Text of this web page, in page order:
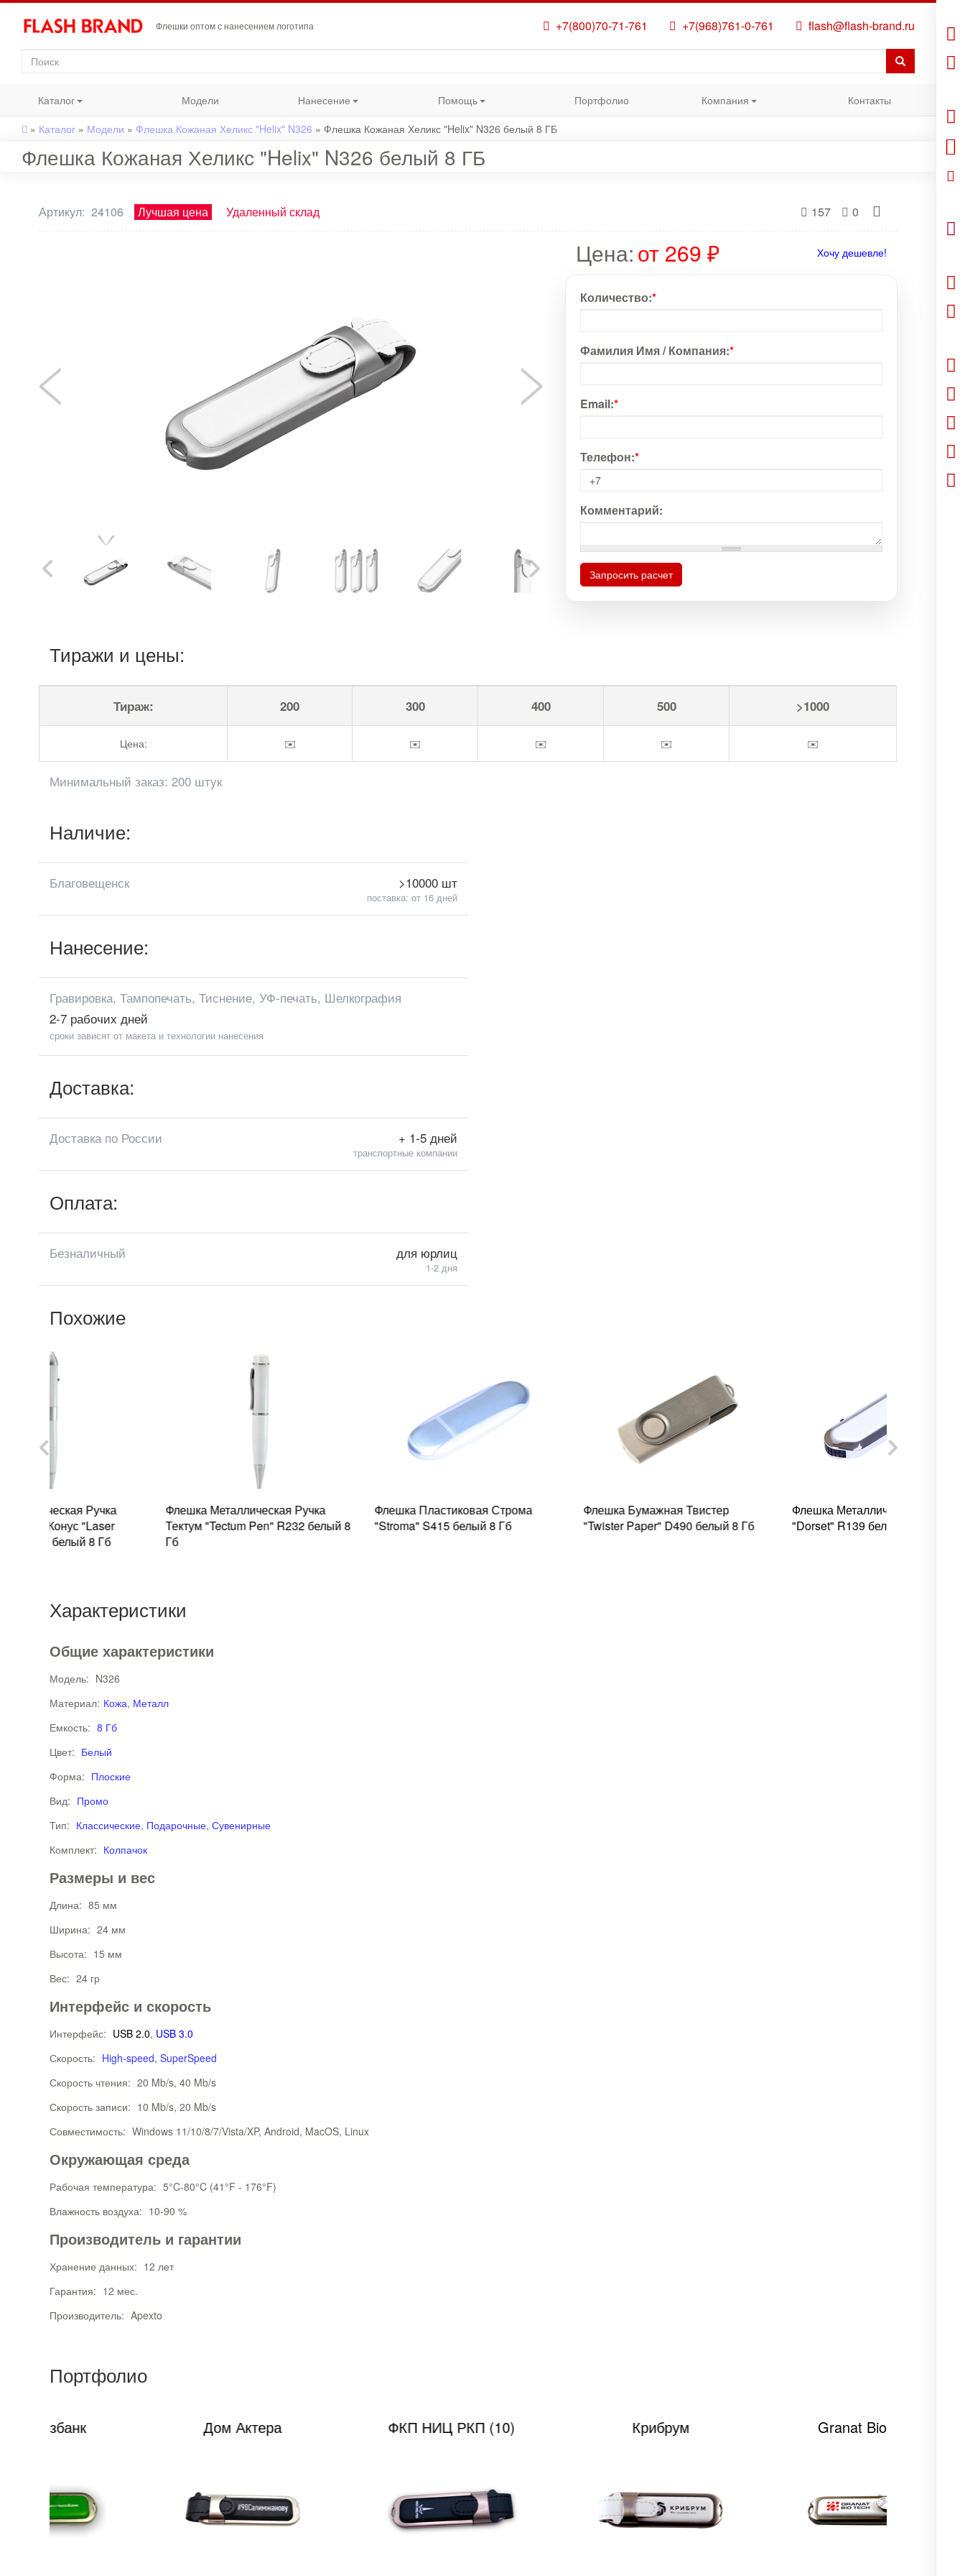
Флешки оптом с нанесением логотипа +7(800)70-71-761 +7(968)761-0-761 flash@flash-brand.ru
Каталог Модели Нанесение Помощь Портфолио Компания
Контакты
» Каталог » Модели » Флешка Кожаная Хеликс "Helix" N326 » Флешка Кожаная Хеликс "Helix" N326 белый 8 ГБ
Флешка Кожаная Хеликс "Helix" N326 белый 8 ГБ
Артикул: 24106 Лучшая цена Удаленный склад 157 0
Цена:от 269 ₽ Хочу дешевле!
Количество:*
Фамилия Имя / Компания:*
Email:*
Телефон:*
Комментарий:
Запросить расчет
Тиражи и цены:
Тираж: 200 300 400 500 >1000
Цена: ✉️ ✉️ ✉️ ✉️ ✉️
Минимальный заказ: 200 штук
Наличие:
Благовещенск >10000 шт
поставка: от 16 дней
Нанесение:
Гравировка, Тампопечать, Тиснение, УФ-печать, Шелкография
2-7 рабочих дней
сроки зависят от макета и технологии нанесения
Доставка:
Доставка по России + 1-5 дней
транспортные компании
Оплата:
Безналичный для юрлиц
1-2 дня
Похожие
Флешка Металлическая Ручка
Тектум "Tectum Pen" R232 белый 8
Гб
Флешка Пластиковая Строма
"Stroma" S415 белый 8 Гб
Флешка Бумажная Твистер
"Twister Paper" D490 белый 8 Гб
Флешка Металлическая Дорсет
"Dorset" R139 белый 8 Гб
Характеристики
Общие характеристики
Модель: N326
Материал: Кожа, Металл
Емкость: 8 Гб
Цвет: Белый
Форма: Плоские
Вид: Промо
Тип: Классические, Подарочные,Сувенирные
Комплект: Колпачок
Размеры и вес
Длина: 85 мм
Ширина: 24 мм
Высота: 15 мм
Вес: 24 гр
Интерфейс и скорость
Интерфейс: USB 2.0, USB 3.0
Скорость: High-speed,SuperSpeed
Скорость чтения: 20 Mb/s, 40 Mb/s
Скорость записи: 10 Mb/s, 20 Mb/s
Совместимость: Windows 11/10/8/7/Vista/XP, Android, MacOS, Linux
Окружающая среда
Рабочая температура: 5°C-80°C (41°F - 176°F)
Влажность воздуха: 10-90 %
Производитель и гарантии
Хранение данных: 12 лет
Гарантия: 12 мес.
Производитель: Apexto
Портфолио
ФКП НИЦ РКП (10) Granat Bio Tech